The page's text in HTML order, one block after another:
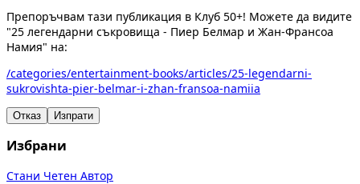
Препоръчвам тази публикация в Клуб 50+! Можете да видите
"25 легендарни съкровища - Пиер Белмар и Жан-Франсоа
Намия" на:
/categories/entertainment-books/articles/25-legendarni-
sukrovishta-pier-belmar-i-zhan-fransoa-namiia
Отказ Изпрати
Избрани
Стани Четен Автор